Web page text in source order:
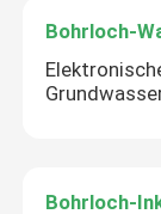
Bohrloch-
Bohrloch-